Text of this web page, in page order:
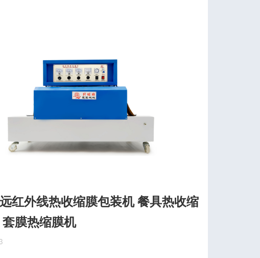
红外线热收缩膜包装机 餐具热收缩
膜热缩膜机